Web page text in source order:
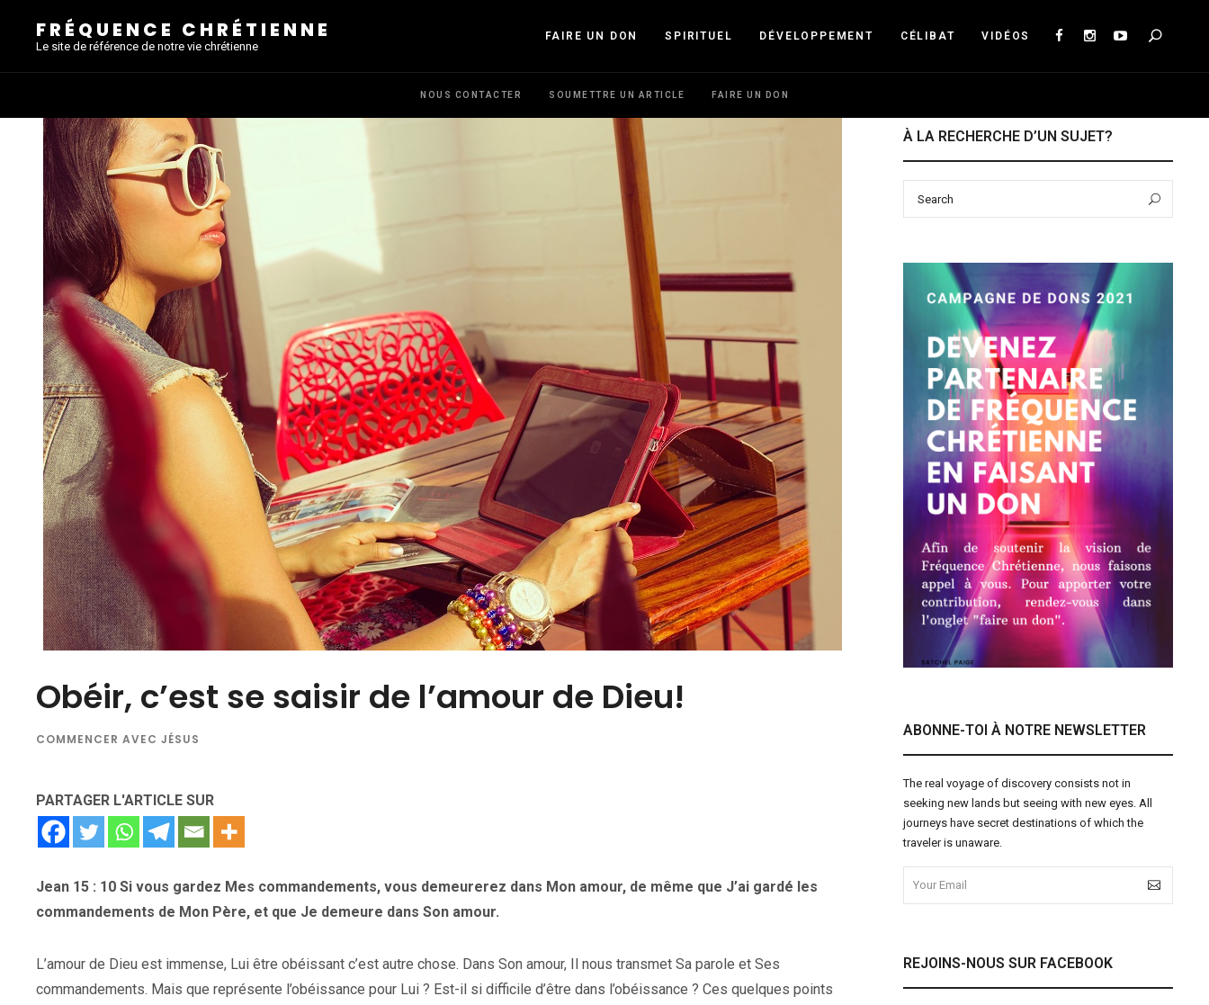
FRÉQUENCE CHRÉTIENNE
Le site de référence de notre vie chrétienne
FAIRE UN DON SPIRITUEL DÉVELOPPEMENT CÉLIBAT VIDÉOS
NOUS CONTACTER SOUMETTRE UN ARTICLE FAIRE UN DON
Obéir, c’est se saisir de l’amour de Dieu!
COMMENCER AVEC JÉSUS
PARTAGER L'ARTICLE SUR
Jean 15 : 10 Si vous gardez Mes commandements, vous demeurerez dans Mon amour, de même que J’ai gardé les
commandements de Mon Père, et que Je demeure dans Son amour.
L’amour de Dieu est immense, Lui être obéissant c’est autre chose. Dans Son amour, Il nous transmet Sa parole et Ses
commandements. Mais que représente l’obéissance pour Lui ? Est-il si difficile d’être dans l’obéissance ? Ces quelques points
À LA RECHERCHE D’UN SUJET?
ABONNE-TOI À NOTRE NEWSLETTER
The real voyage of discovery consists not in
seeking new lands but seeing with new eyes. All
journeys have secret destinations of which the
traveler is unaware.
REJOINS-NOUS SUR FACEBOOK